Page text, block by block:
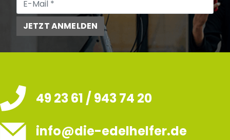
JETZT ANMELDEN
49 23 61 / 943 74 20
info@die-edelhelfer.de